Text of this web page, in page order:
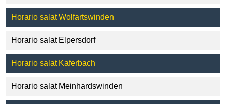
Horario salat Wolfartswinden
Horario salat Elpersdorf
Horario salat Kaferbach
Horario salat Meinhardswinden